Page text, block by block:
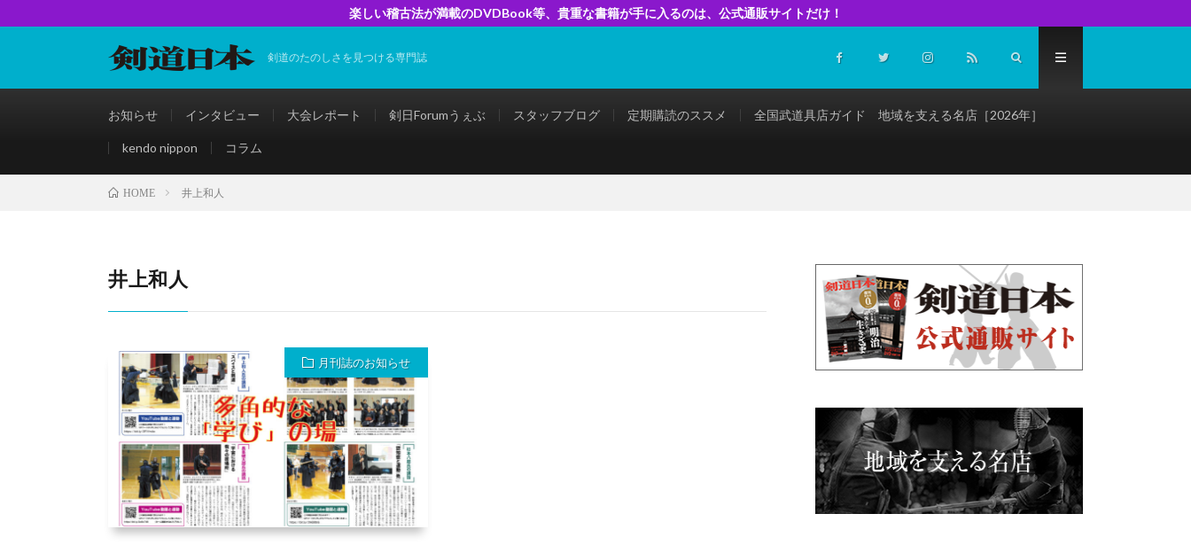
楽しい稽古法が満載のDVDBook等、貴重な書籍が手に入るのは、公式通販サイトだけ！
剣道のたのしさを見つける専門誌
お知らせ インタビュー 大会レポート 剣日Forumうぇぶ スタッフブログ 定期購読のススメ 全国武道具店ガイド 地域を支える名店［2026年］
kendo nippon コラム
HOME 井上和人
井上和人
月刊誌のお知らせ